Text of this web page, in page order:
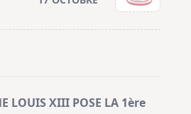
LOUIS XIII POSE LA 1ère